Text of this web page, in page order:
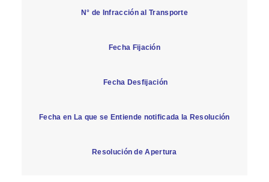
N° de Infracción al Transporte
Fecha Fijación
Fecha Desfijación
Fecha en La que se Entiende notificada la Resolución
Resolución de Apertura